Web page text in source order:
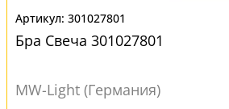
301027801
Бра Свеча 301027801
MW-Light (Германия)